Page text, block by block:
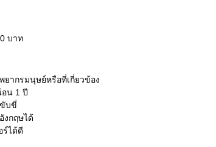
บาท
ากรมนุษย์หรือที่เกี่ยวข้อง
น 1 ปี
บขี่
งกฤษได้
ร์ได้ดี